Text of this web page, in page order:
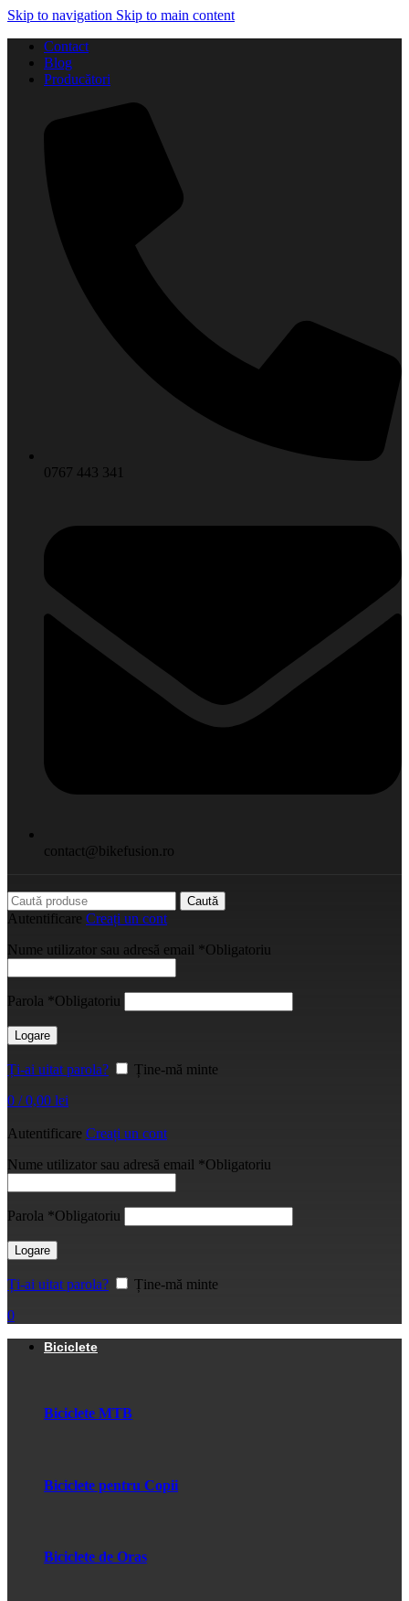
Skip to navigation Skip to main content
Contact
Blog
Producători
0767 443 341
contact@bikefusion.ro
Caută
Autentificare Creați un cont
Nume utilizator sau adresă email *Obligatoriu
Parola *Obligatoriu
Logare
Ți-ai uitat parola?
Ține-mă minte
0 / 0,00 lei
Autentificare Creați un cont
Nume utilizator sau adresă email *Obligatoriu
Parola *Obligatoriu
Logare
Ți-ai uitat parola?
Ține-mă minte
0
Biciclete
Biciclete MTB
Biciclete pentru Copii
Biciclete de Oras